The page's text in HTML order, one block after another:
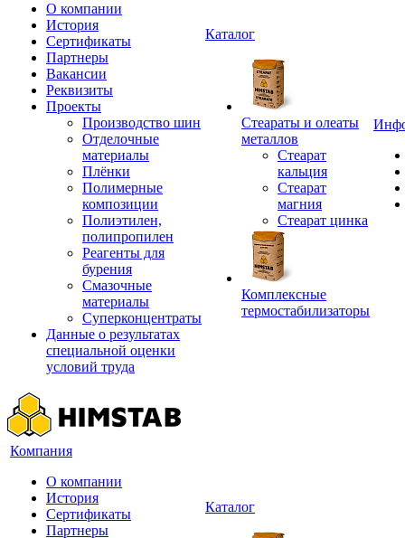
О компании
История
Сертификаты
Партнеры
Вакансии
Реквизиты
Проекты
Производство шин
Отделочные
материалы
Плёнки
Полимерные
композиции
Полиэтилен,
полипропилен
Реагенты для
бурения
Смазочные
материалы
Суперконцентраты
Данные о результатах
специальной оценки
условий труда
Каталог
Стеараты и олеаты
металлов
Стеарат
кальция
Стеарат
магния
Стеарат цинка
Комплексные
термостабилизаторы
Компания
О компании
История
Сертификаты
Партнеры
Каталог